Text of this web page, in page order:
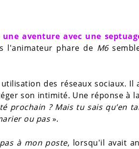
une aventure avec une
l'animateur phare de M6
des réseaux sociaux. Il
son intimité. Une réponse à
prochain ? Mais tu sais qu’en
ou pas».
à mon poste, lorsqu'il avait